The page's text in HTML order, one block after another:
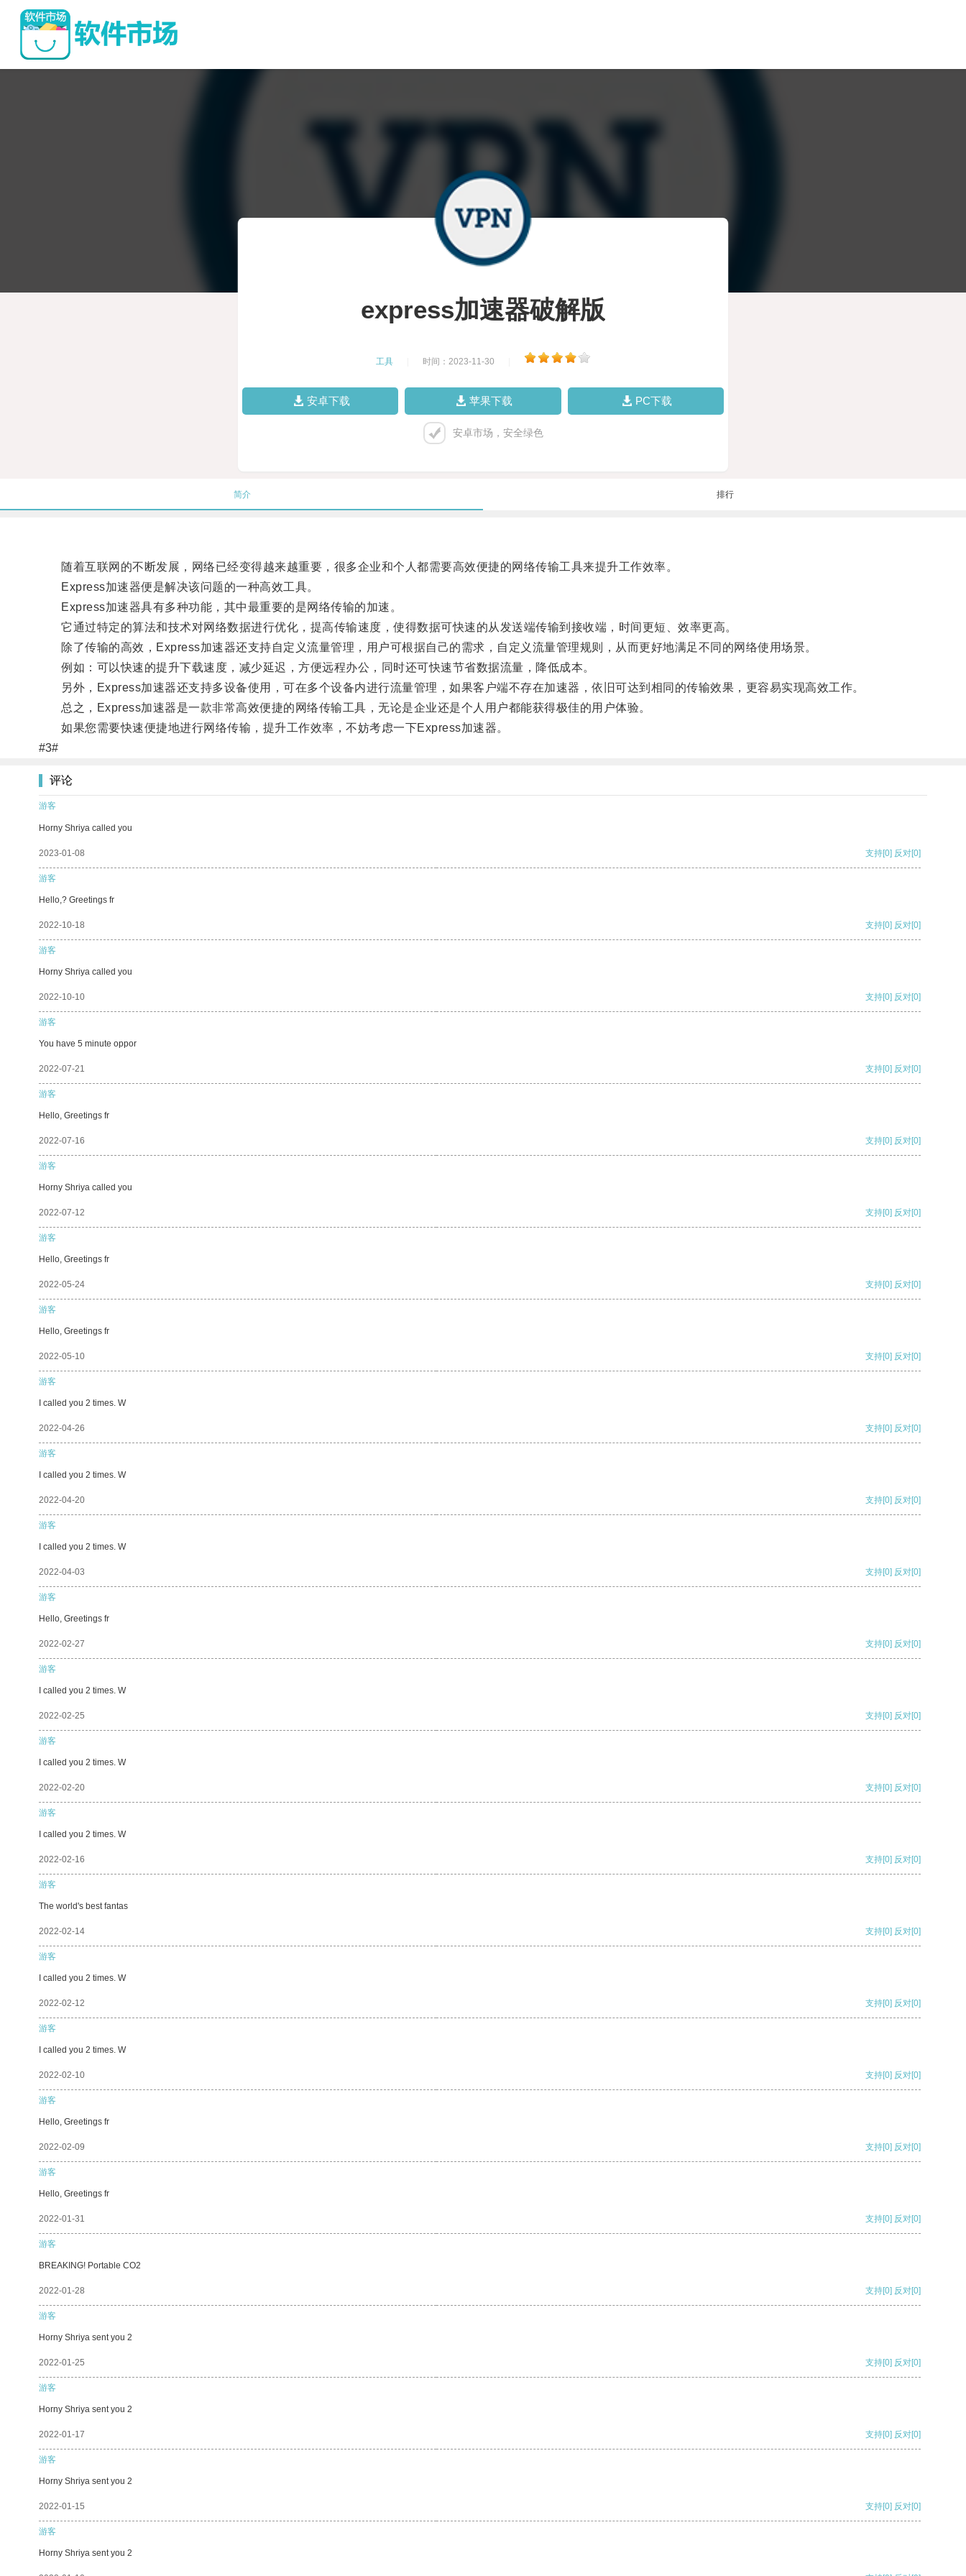
express加速器破解版
工具 时间：2023-11-30
安卓下载 苹果下载 PC下载
安卓市场，安全绿色
简介 排行
随着互联网的不断发展，网络已经变得越来越重要，很多企业和个人都需要高效便捷的网络传输工具来提升工作效率。
Express加速器便是解决该问题的一种高效工具。
Express加速器具有多种功能，其中最重要的是网络传输的加速。
它通过特定的算法和技术对网络数据进行优化，提高传输速度，使得数据可快速的从发送端传输到接收端，时间更短、效率更高。
除了传输的高效，Express加速器还支持自定义流量管理，用户可根据自己的需求，自定义流量管理规则，从而更好地满足不同的网络使用场景。
例如：可以快速的提升下载速度，减少延迟，方便远程办公，同时还可快速节省数据流量，降低成本。
另外，Express加速器还支持多设备使用，可在多个设备内进行流量管理，如果客户端不存在加速器，依旧可达到相同的传输效果，更容易实现高效工作。
总之，Express加速器是一款非常高效便捷的网络传输工具，无论是企业还是个人用户都能获得极佳的用户体验。
如果您需要快速便捷地进行网络传输，提升工作效率，不妨考虑一下Express加速器。
#3#
评论
游客
Horny Shriya called you
2023-01-08 支持[0] 反对[0]
游客
Hello,? Greetings fr
2022-10-18 支持[0] 反对[0]
游客
Horny Shriya called you
2022-10-10 支持[0] 反对[0]
游客
You have 5 minute oppor
2022-07-21 支持[0] 反对[0]
游客
Hello, Greetings fr
2022-07-16 支持[0] 反对[0]
游客
Horny Shriya called you
2022-07-12 支持[0] 反对[0]
游客
Hello, Greetings fr
2022-05-24 支持[0] 反对[0]
游客
Hello, Greetings fr
2022-05-10 支持[0] 反对[0]
游客
I called you 2 times. W
2022-04-26 支持[0] 反对[0]
游客
I called you 2 times. W
2022-04-20 支持[0] 反对[0]
游客
I called you 2 times. W
2022-04-03 支持[0] 反对[0]
游客
Hello, Greetings fr
2022-02-27 支持[0] 反对[0]
游客
I called you 2 times. W
2022-02-25 支持[0] 反对[0]
游客
I called you 2 times. W
2022-02-20 支持[0] 反对[0]
游客
I called you 2 times. W
2022-02-16 支持[0] 反对[0]
游客
The world's best fantas
2022-02-14 支持[0] 反对[0]
游客
I called you 2 times. W
2022-02-12 支持[0] 反对[0]
游客
I called you 2 times. W
2022-02-10 支持[0] 反对[0]
游客
Hello, Greetings fr
2022-02-09 支持[0] 反对[0]
游客
Hello, Greetings fr
2022-01-31 支持[0] 反对[0]
游客
BREAKING! Portable CO2
2022-01-28 支持[0] 反对[0]
游客
Horny Shriya sent you 2
2022-01-25 支持[0] 反对[0]
游客
Horny Shriya sent you 2
2022-01-17 支持[0] 反对[0]
游客
Horny Shriya sent you 2
2022-01-15 支持[0] 反对[0]
游客
Horny Shriya sent you 2